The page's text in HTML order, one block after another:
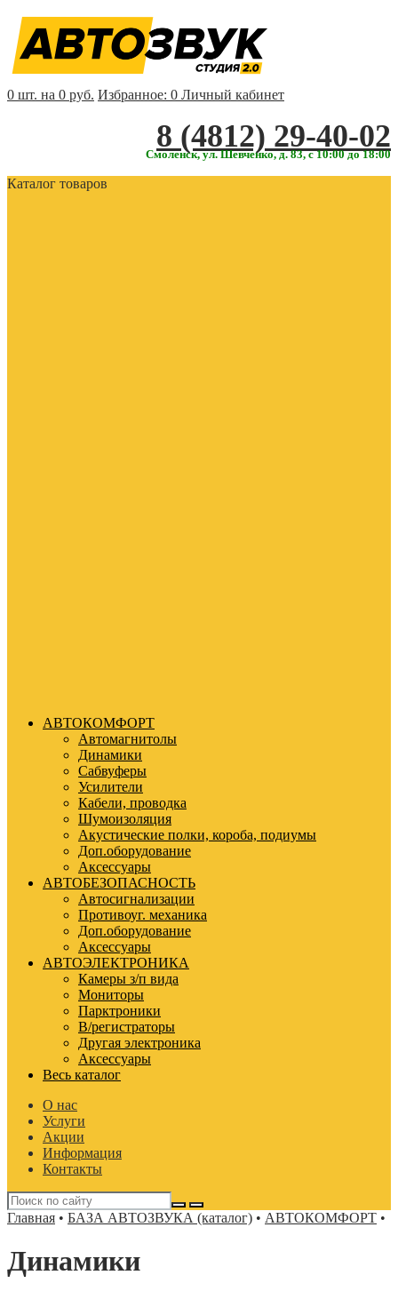
0 шт. на 0 руб. Избранное: 0 Личный кабинет
‎‎8 (4812) 29-40-02
Смоленск, ул. Шевченко, д. 83, с 10:00 до 18:00
Каталог товаров
АВТОКОМФОРТ
Автомагнитолы
Динамики
Сабвуферы
Усилители
Кабели, проводка
Шумоизоляция
Акустические полки, короба, подиумы
Доп.оборудование
Аксессуары
АВТОБЕЗОПАСНОСТЬ
Автосигнализации
Противоуг. механика
Доп.оборудование
Аксессуары
АВТОЭЛЕКТРОНИКА
Камеры з/п вида
Мониторы
Парктроники
В/регистраторы
Другая электроника
Аксессуары
Весь каталог
О нас
Услуги
Акции
Информация
Контакты
Главная • БАЗА АВТОЗВУКА (каталог) • АВТОКОМФОРТ •
Динамики